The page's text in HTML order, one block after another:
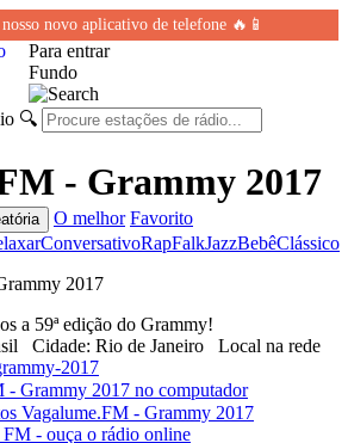
novo aplicativo de telefone 🔥📱
Para entrar
Fundo
🔍
O melhor Favorito
ConversativoRapFalkJazzBebêClássico
- Grammy 2017
2017
a 59ª edição do Grammy!
Cidade: Rio de Janeiro Local na rede
2017
- Grammy 2017 no computador
Vagalume.FM - Grammy 2017